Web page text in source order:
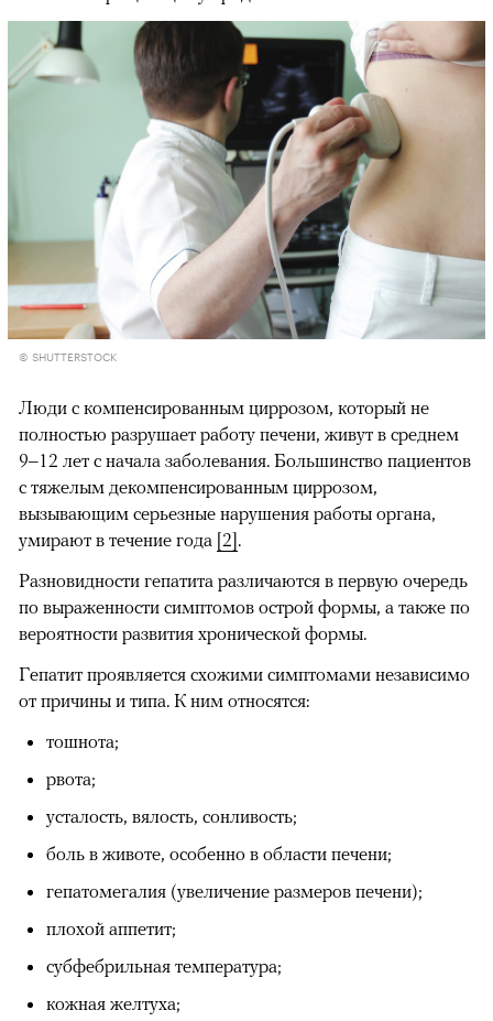
© SHUTTERSTOCK
Люди с компенсированным циррозом, который не
полностью разрушает работу печени, живут в среднем
9–12 лет с начала заболевания. Большинство пациентов
с тяжелым декомпенсированным циррозом,
вызывающим серьезные нарушения работы органа,
умирают в течение года [2].
Разновидности гепатита различаются в первую очередь
по выраженности симптомов острой формы, а также по
вероятности развития хронической формы.
Гепатит проявляется схожими симптомами независимо
от причины и типа. К ним относятся:
тошнота;
рвота;
усталость, вялость, сонливость;
боль в животе, особенно в области печени;
гепатомегалия (увеличение размеров печени);
плохой аппетит;
субфебрильная температура;
кожная желтуха;